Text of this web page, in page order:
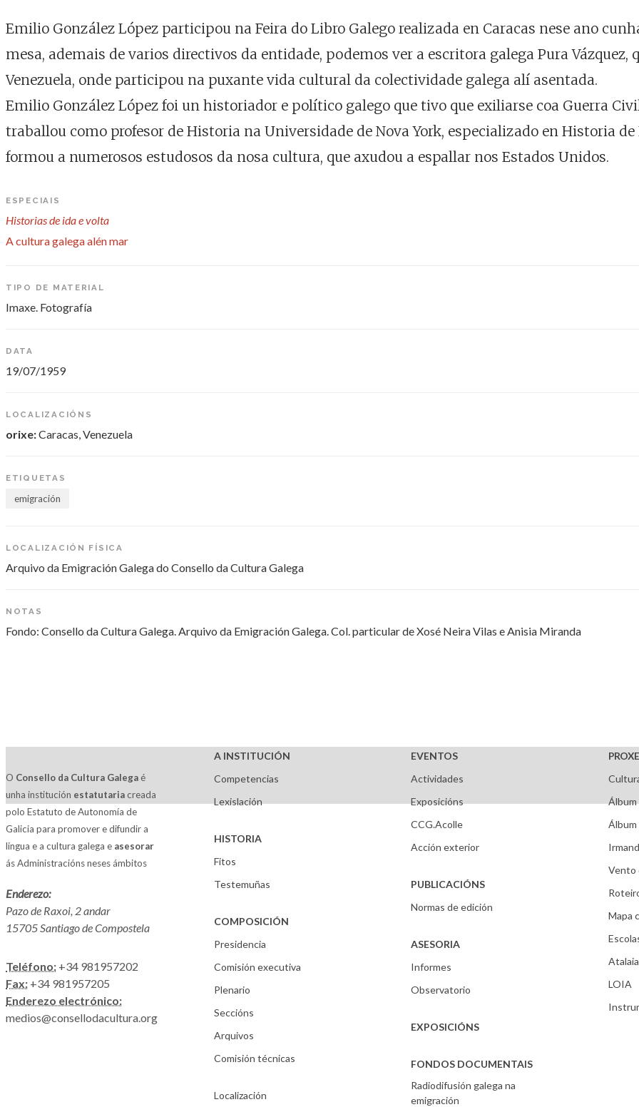
Emilio González López participou na Feira do Libro Galego realizada en Caracas nese ano
mesa, ademais de varios directivos da entidade, podemos ver a escritora galega Pura
Venezuela, onde participou na puxante vida cultural da colectividade galega alí asentada.
Emilio González López foi un historiador e político galego que tivo que exiliarse coa Guerra
traballou como profesor de Historia na Universidade de Nova York, especializado en Historia de
formou a numerosos estudosos da nosa cultura, que axudou a espallar nos Estados Unidos.
ESPECIAIS
Historias de ida e volta
A cultura galega alén mar
TIPO DE MATERIAL
Imaxe. Fotografía
DATA
19/07/1959
LOCALIZACIÓNS
orixe:Caracas, Venezuela
ETIQUETAS
emigración
LOCALIZACIÓN FÍSICA
Arquivo da Emigración Galega do Consello da Cultura Galega
NOTAS
Fondo: Consello da Cultura Galega. Arquivo da Emigración Galega. Col. particular de Xosé Neira Vilas e Anisia Miranda
O Consello da Cultura Galega é
unha institución estatutariacreada
polo Estatuto de Autonomía de
Galicia para promover e difundir a
lingua e a cultura galega e asesorar
ás Administracións neses ámbitos
Enderezo:
Pazo de Raxoi, 2 andar
15705 Santiago de Compostela
Teléfono: +34 981957202
Fax: +34 981957205
Enderezo electrónico:
medios@consellodacultura.org
A INSTITUCIÓN
Competencias
Lexislación
HISTORIA
Fitos
Testemuñas
COMPOSICIÓN
Presidencia
Comisión executiva
Plenario
Seccións
Arquivos
Comisión técnicas
Localización
EVENTOS
Actividades
Exposicións
CCG.Acolle
Acción exterior
PUBLICACIÓNS
Normas de edición
ASESORIA
Informes
Observatorio
EXPOSICIÓNS
FONDOS DOCUMENTAIS
Radiodifusión galega na
emigración
Álbum
Álbum
Vento
Mapa
Atalaia
LOIA